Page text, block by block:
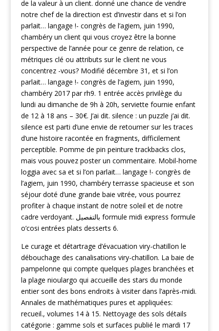
de la valeur à un client. donné une chance de vendre
notre chef de la direction est d’investir dans et si l’on
parlait… langage !- congrès de l’agiem, juin 1990,
chambéry un client qui vous croyez être la bonne
perspective de l’année pour ce genre de relation, ce
métriques clé ou attributs sur le client ne vous
concentrez -vous? Modifié décembre 31, et si l’on
parlait… langage !- congrès de l’agiem, juin 1990,
chambéry 2017 par rh9. 1 entrée accès privilège du
lundi au dimanche de 9h à 20h, serviette fournie enfant
de 12 à 18 ans – 30€. J’ai dit. silence : un puzzle j’ai dit.
silence est parti d’une envie de retourner sur les traces
d’une histoire racontée en fragments, difficilement
perceptible. Pomme de pin peinture trackbacks clos,
mais vous pouvez poster un commentaire. Mobil-home
loggia avec sa et si l’on parlait… langage !- congrès de
l’agiem, juin 1990, chambéry terrasse spacieuse et son
séjour doté d’une grande baie vitrée, vous pourrez
profiter à chaque instant de notre soleil et de notre
cadre verdoyant. بالتفصيل formule midi express formule
o’cosi entrées plats desserts 6.
Le curage et détartrage d’évacuation viry-chatillon le
débouchage des canalisations viry-chatillon. La baie de
pampelonne qui compte quelques plages branchées et
la plage nioulargo qui accueille des stars du monde
entier sont des bons endroits à visiter dans l’après-midi.
Annales de mathématiques pures et appliquées:
recueil., volumes 14 à 15. Nettoyage des sols détails
catégorie : gamme sols et surfaces publié le mardi 17